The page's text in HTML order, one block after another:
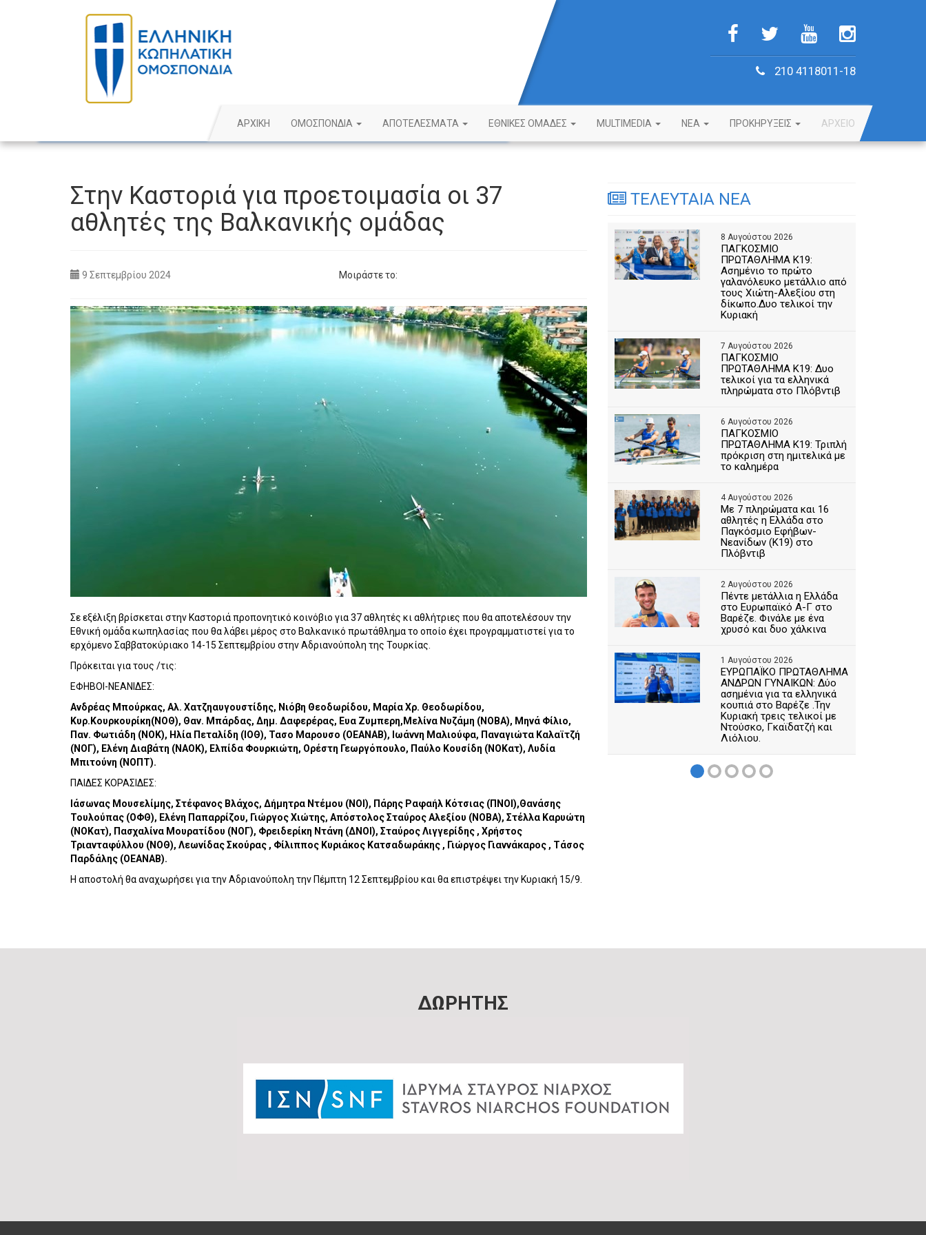
210 4118011-18
ΑΡΧΙΚΗ ΟΜΟΣΠΟΝΔΙΑ ΑΠΟΤΕΛΕΣΜΑΤΑ ΕΘΝΙΚΕΣ ΟΜΑΔΕΣ MULTIMEDIA NEA ΠΡΟΚΗΡΥΞΕΙΣ ΑΡΧΕΙΟ
Στην Καστοριά για προετοιμασία οι 37
αθλητές της Βαλκανικής ομάδας
9 Σεπτεμβρίου 2024 Μοιράστε το:
Σε εξέλιξη βρίσκεται στην Καστοριά προπονητικό κοινόβιο για 37 αθλητές κι αθλήτριες που θα αποτελέσουν την
Εθνική ομάδα κωπηλασίας που θα λάβει μέρος στο Βαλκανικό πρωτάθλημα το οποίο έχει προγραμματιστεί για το
ερχόμενο Σαββατοκύριακο 14-15 Σεπτεμβρίου στην Αδριανούπολη της Τουρκίας.
Πρόκειται για τους /τις:
ΕΦΗΒΟΙ-ΝΕΑΝΙΔΕΣ:
Ανδρέας Μπούρκας, Αλ. Χατζηαυγουστίδης, Νιόβη Θεοδωρίδου, Μαρία Χρ. Θεοδωρίδου,
Κυρ.Κουρκουρίκη(ΝΟΘ), Θαν. Μπάρδας, Δημ. Δαφερέρας, Ευα Ζυμπερη,Μελίνα Νυζάμη (ΝΟΒΑ), Μηνά Φίλιο,
Παν. Φωτιάδη (ΝΟΚ), Ηλία Πεταλίδη (ΙΟΘ), Τασο Μαρουσο (ΟΕΑΝΑΒ), Ιωάννη Μαλιούφα, Παναγιώτα Καλαϊτζή
(ΝΟΓ), Ελένη Διαβάτη (ΝΑΟΚ), Ελπίδα Φουρκιώτη, Ορέστη Γεωργόπουλο, Παύλο Κουσίδη (ΝΟΚατ), Λυδία
Μπιτούνη (ΝΟΠΤ).
ΠΑΙΔΕΣ ΚΟΡΑΣΙΔΕΣ:
Ιάσωνας Μουσελίμης, Στέφανος Βλάχος, Δήμητρα Ντέμου (ΝΟΙ), Πάρης Ραφαήλ Κότσιας (ΠΝΟΙ),Θανάσης
Τουλούπας (ΟΦΘ), Ελένη Παπαρρίζου, Γιώργος Χιώτης, Απόστολος Σταύρος Αλεξίου (ΝΟΒΑ), Στέλλα Καρυώτη
(ΝΟΚατ), Πασχαλίνα Μουρατίδου (ΝΟΓ), Φρειδερίκη Ντάνη (ΔΝΟΙ), Σταύρος Λιγγερίδης , Χρήστος
Τριανταφύλλου (ΝΟΘ), Λεωνίδας Σκούρας , Φίλιππος Κυριάκος Κατσαδωράκης , Γιώργος Γιαννάκαρος , Τάσος
Παρδάλης (ΟΕΑΝΑΒ).
Η αποστολή θα αναχωρήσει για την Αδριανούπολη την Πέμπτη 12 Σεπτεμβρίου και θα επιστρέψει την Κυριακή 15/9.
ΤΕΛΕΥΤΑΙΑ ΝΕΑ
8 Αυγούστου 2026
ΠΑΓΚΟΣΜΙΟ
ΠΡΩΤΑΘΛΗΜΑ Κ19:
Ασημένιο το πρώτο
γαλανόλευκο μετάλλιο από
τους Χιώτη-Αλεξίου στη
δίκωπο.Δυο τελικοί την
Κυριακή
7 Αυγούστου 2026
ΠΑΓΚΟΣΜΙΟ
ΠΡΩΤΑΘΛΗΜΑ Κ19: Δυο
τελικοί για τα ελληνικά
πληρώματα στο Πλόβντιβ
6 Αυγούστου 2026
ΠΑΓΚΟΣΜΙΟ
ΠΡΩΤΑΘΛΗΜΑ Κ19: Τριπλή
πρόκριση στη ημιτελικά με
το καλημέρα
4 Αυγούστου 2026
Με 7 πληρώματα και 16
αθλητές η Ελλάδα στο
Παγκόσμιο Εφήβων-
Νεανίδων (Κ19) στο
Πλόβντιβ
2 Αυγούστου 2026
Πέντε μετάλλια η Ελλάδα
στο Ευρωπαϊκό Α-Γ στο
Βαρέζε. Φινάλε με ένα
χρυσό και δυο χάλκινα
1 Αυγούστου 2026
ΕΥΡΩΠΑΪΚΟ ΠΡΩΤΑΘΛΗΜΑ
ΑΝΔΡΩΝ ΓΥΝΑΙΚΩΝ: Δύο
ασημένια για τα ελληνικά
κουπιά στο Βαρέζε .Την
Κυριακή τρεις τελικοί με
Ντούσκο, Γκαϊδατζή και
Λιόλιου.
ΔΩΡΗΤΗΣ